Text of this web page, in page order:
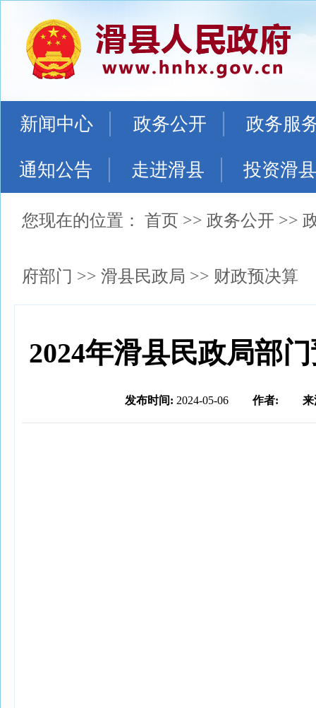
新闻中心 政务公开 政务服
通知公告 走进滑县 投资滑县
您现在的位置： 首页 >> 政务公开 >>
府部门 >> 滑县民政局 >> 财政预决算
2024年滑县民政局部
发布时间: 2024-05-06 作者: 来